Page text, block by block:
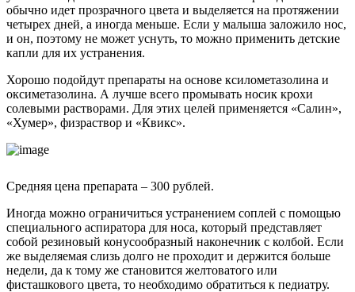
обычно идет прозрачного цвета и выделяется на протяжении
четырех дней, а иногда меньше. Если у малыша заложило нос,
и он, поэтому не может уснуть, то можно применить детские
капли для их устранения.
Хорошо подойдут препараты на основе ксилометазолина и
оксиметазолина. А лучше всего промывать носик крохи
солевыми растворами. Для этих целей применяется «Салин»,
«Хумер», физраствор и «Квикс».
Средняя цена препарата – 300 рублей.
Иногда можно ограничиться устранением соплей с помощью
специального аспиратора для носа, который представляет
собой резиновый конусообразный наконечник с колбой. Если
же выделяемая слизь долго не проходит и держится больше
недели, да к тому же становится желтоватого или
фисташкового цвета, то необходимо обратиться к педиатру.